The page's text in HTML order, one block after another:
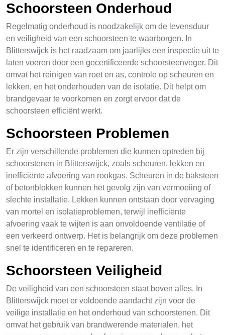
Schoorsteen Onderhoud
Regelmatig onderhoud is noodzakelijk om de levensduur
en veiligheid van een schoorsteen te waarborgen. In
Blitterswijck is het raadzaam om jaarlijks een inspectie uit te
laten voeren door een gecertificeerde schoorsteenveger. Dit
omvat het reinigen van roet en as, controle op scheuren en
lekken, en het onderhouden van de isolatie. Dit helpt om
brandgevaar te voorkomen en zorgt ervoor dat de
schoorsteen efficiënt werkt.
Schoorsteen Problemen
Er zijn verschillende problemen die kunnen optreden bij
schoorstenen in Blitterswijck, zoals scheuren, lekken en
inefficiënte afvoering van rookgas. Scheuren in de baksteen
of betonblokken kunnen het gevolg zijn van vermoeiing of
slechte installatie. Lekken kunnen ontstaan door vervaging
van mortel en isolatieproblemen, terwijl inefficiënte
afvoering vaak te wijten is aan onvoldoende ventilatie of
een verkeerd ontwerp. Het is belangrijk om deze problemen
snel te identificeren en te repareren.
Schoorsteen Veiligheid
De veiligheid van een schoorsteen staat boven alles. In
Blitterswijck moet er voldoende aandacht zijn voor de
veilige installatie en het onderhoud van schoorstenen. Dit
omvat het gebruik van brandwerende materialen, het